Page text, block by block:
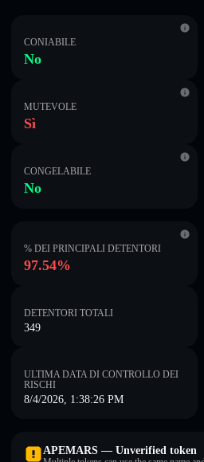
CONIABILE
No
MUTEVOLE
Sì
CONGELABILE
No
% DEI PRINCIPALI DETENTORI
97.54%
DETENTORI TOTALI
349
ULTIMA DATA DI CONTROLLO DEI
RISCHI
8/4/2026, 1:38:26 PM
APEMARS — Unverified token